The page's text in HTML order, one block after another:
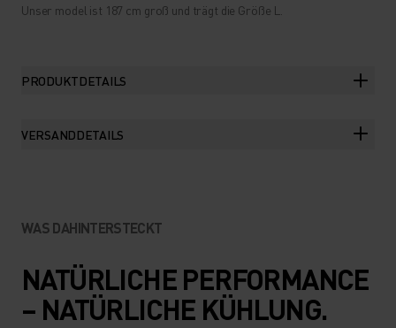
Unser model ist 187 cm groß und trägt die Größe L.
PRODUKTDETAILS
VERSANDDETAILS
WAS DAHINTERSTECKT
NATÜRLICHE PERFORMANCE
– NATÜRLICHE KÜHLUNG.